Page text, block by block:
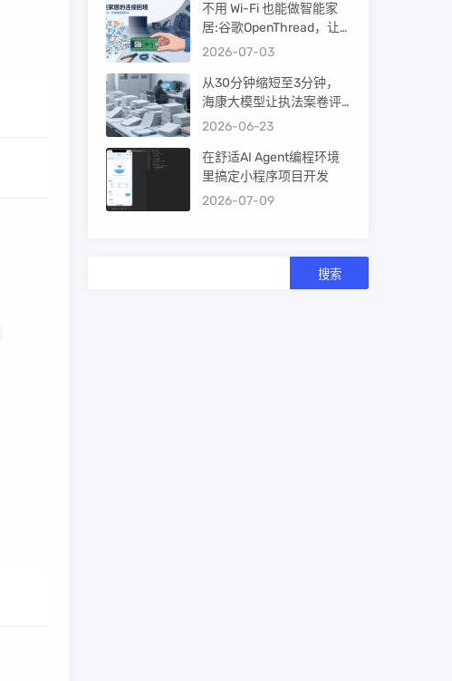
不用 Wi-Fi 也能做智能家
居:谷歌OpenThread，让
ESP32-C6 直接组 Thread
2026-07-03
从30分钟缩短至3分钟，
海康大模型让执法案卷评
查提效10倍！
2026-06-23
在舒适AI Agent编程环境
里搞定小程序项目开发
2026-07-09